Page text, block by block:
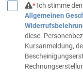
*Ich stimme den
Allgemeinen
diese.
Kursanmeldung,